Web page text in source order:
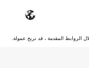
الروابط المقدمة ، قد نربح عمولة.